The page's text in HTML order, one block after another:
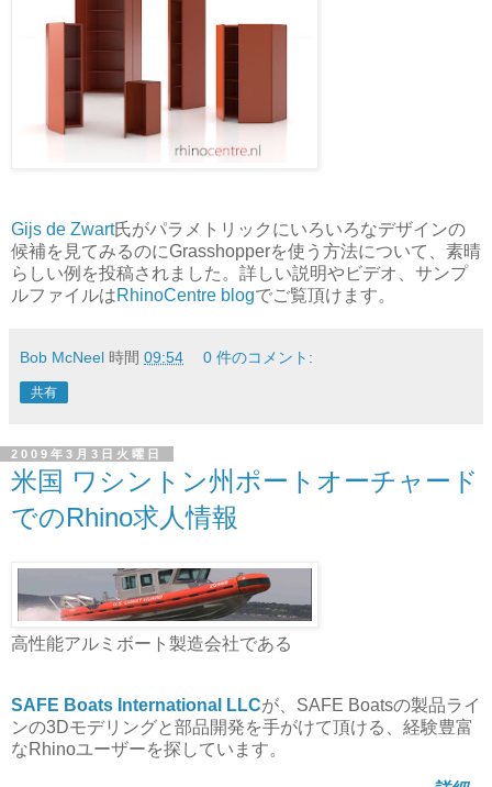
Gijs de Zwart氏がパラメトリックにいろいろなデザインの
候補を見てみるのにGrasshopperを使う方法について、素晴
らしい例を投稿されました。詳しい説明やビデオ、サンプ
ルファイルはRhinoCentre blogでご覧頂けます。
Bob McNeel 時間 09:54 0 件のコメント:
共有
2009年3月3日火曜日
米国 ワシントン州ポートオーチャード
でのRhino求人情報
高性能アルミボート製造会社である
SAFE Boats International LLCが、SAFE Boatsの製品ライ
ンの3Dモデリングと部品開発を手がけて頂ける、経験豊富
なRhinoユーザーを探しています。